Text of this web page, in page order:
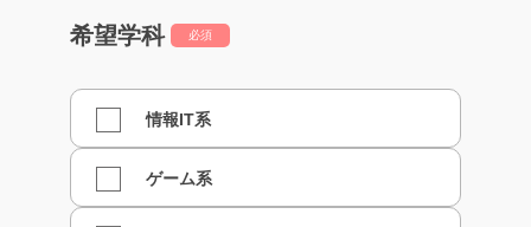
希望学科 必須
情報IT系
ゲーム系